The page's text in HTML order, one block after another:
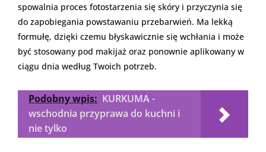
spowalnia proces fotostarzenia się skóry i przyczynia się
do zapobiegania powstawaniu przebarwień. Ma lekką
formułę, dzięki czemu błyskawicznie się wchłania i może
być stosowany pod makijaż oraz ponownie aplikowany w
ciągu dnia według Twoich potrzeb.
Podobny wpis: KURKUMA -
wschodnia przyprawa do kuchni i
nie tylko